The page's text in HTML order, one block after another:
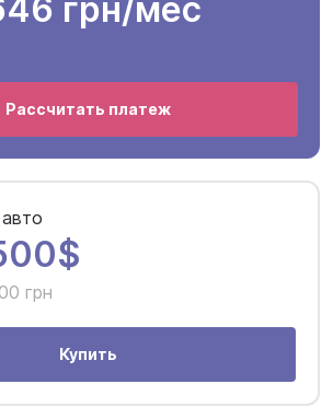
грн/мес
Рассчитать платеж
грн
Купить